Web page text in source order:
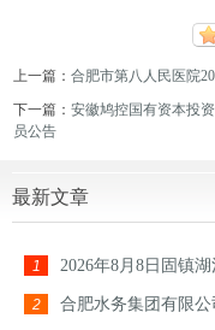
上一篇：合肥市第八人民医院
下一篇：安徽鸠控国有资本投
员公告
最新文章
1 2026年8月8日固镇
2 合肥水务集团有限